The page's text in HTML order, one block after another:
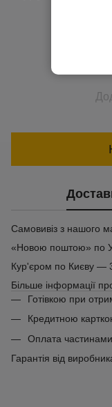
Самовивіз з нашого
«Новою поштою» по
Кур'єром по Києву —
Більше інформації
Готівкою при
Кредитною
Оплата
Гарантія від